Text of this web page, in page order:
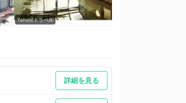
Yahoo!トラベル
詳細を見る